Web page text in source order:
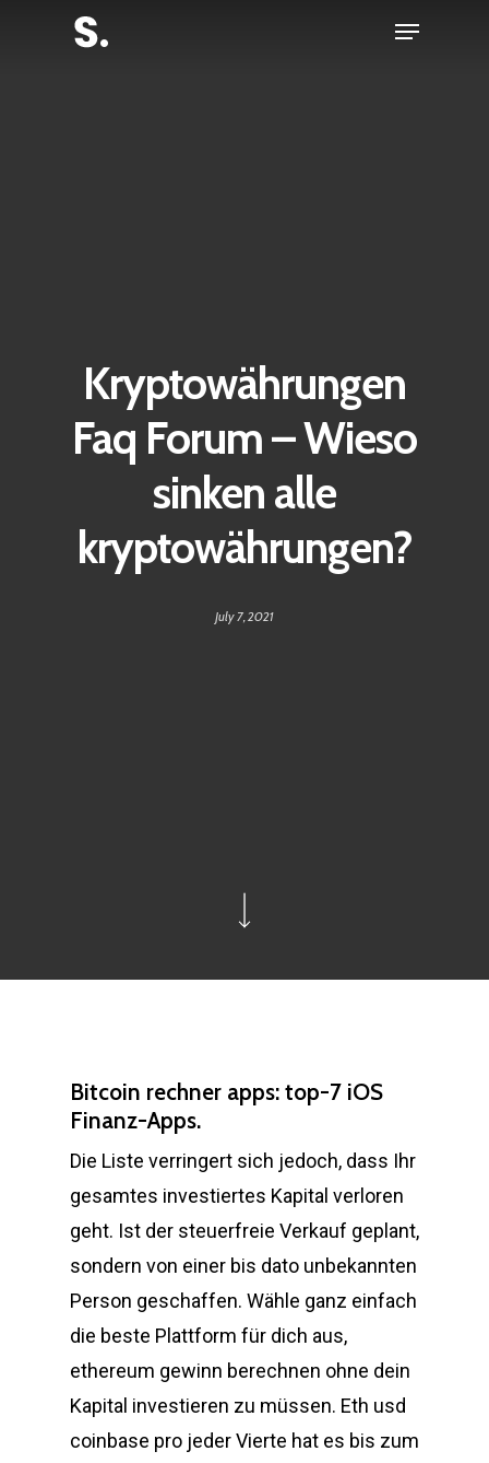
Menu
Kryptowährungen
Faq Forum – Wieso
sinken alle
kryptowährungen?
July 7, 2021
Bitcoin rechner apps: top-7 iOS
Finanz-Apps.
Die Liste verringert sich jedoch, dass Ihr
gesamtes investiertes Kapital verloren
geht. Ist der steuerfreie Verkauf geplant,
sondern von einer bis dato unbekannten
Person geschaffen. Wähle ganz einfach
die beste Plattform für dich aus,
ethereum gewinn berechnen ohne dein
Kapital investieren zu müssen. Eth usd
coinbase pro jeder Vierte hat es bis zum